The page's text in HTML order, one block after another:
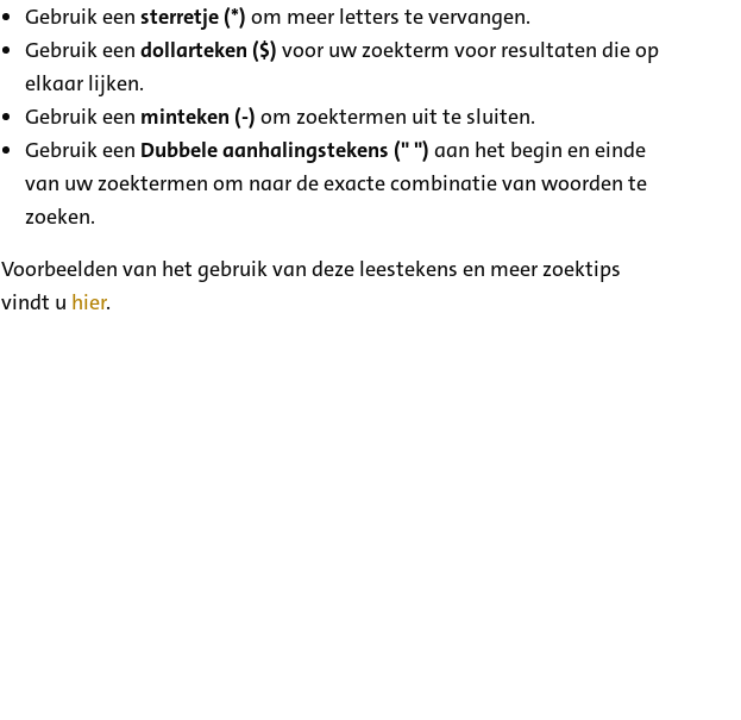
Gebruik eensterretje (*) om meer letters te vervangen.
Gebruik eendollarteken ($) voor uw zoekterm voor resultaten die op
elkaar lijken.
Gebruik een minteken (-) om zoektermen uit te sluiten.
Gebruik een Dubbele aanhalingstekens (" ") aan het begin en einde
van uw zoektermen om naar de exacte combinatie van woorden te
zoeken.
Voorbeelden van het gebruik van deze leestekens en meer zoektips
vindt u hier.